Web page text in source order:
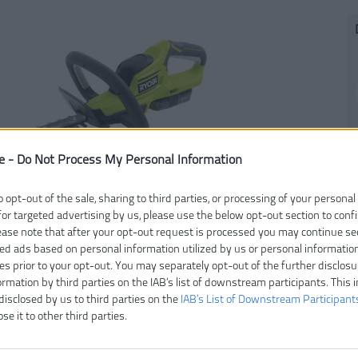
- Do Not Process My Personal Information
opt-out of the sale, sharing to third parties, or processing of your
targeted advertising by us, please use the below opt-out section to
note that after your opt-out request is processed you may continue
ads based on personal information utilized by us or personal
prior to your opt-out. You may separately opt-out of the further
by third parties on the IAB’s list of downstream participants. This
by us to third parties on the IAB’s List of Downstream
it to other third parties.